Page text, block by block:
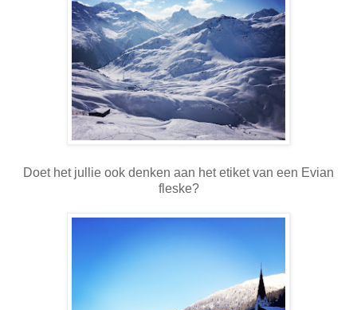
Doet het jullie ook denken aan het etiket van een Evian
fleske?